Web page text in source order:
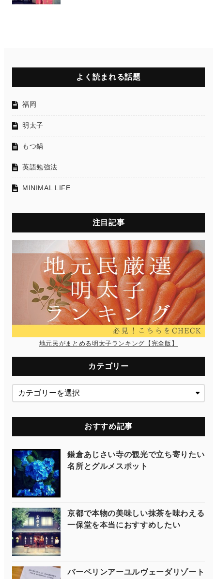
よく読まれる話題
福岡
明太子
もつ鍋
英語勉強法
MINIMAL LIFE
注目記事
地元民がまとめる明太子ランキング【完全版】
カテゴリー
おすすめ記事
鎌倉あじさい寺の観光で立ち寄りたい
名所とグルメスポット
京都で本物の美味しい抹茶を味わえる
一保堂を本当におすすめしたい
バーベリンアーユルヴェーダリゾート